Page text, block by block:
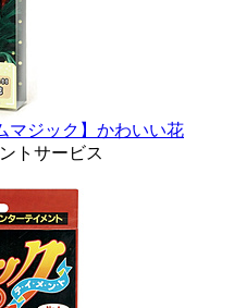
マジック】かわいい花
トサービス